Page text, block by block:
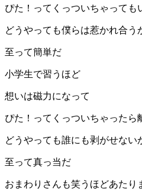
ぴた！ってくっついちゃっても
どうやっても僕らは惹かれ合う
至って簡単だ
小学生で習うほど
想いは磁力になって
ぴた！ってくっついちゃったら
どうやっても誰にも剥がせない
至って真っ当だ
おまわりさんも笑うほどあたり